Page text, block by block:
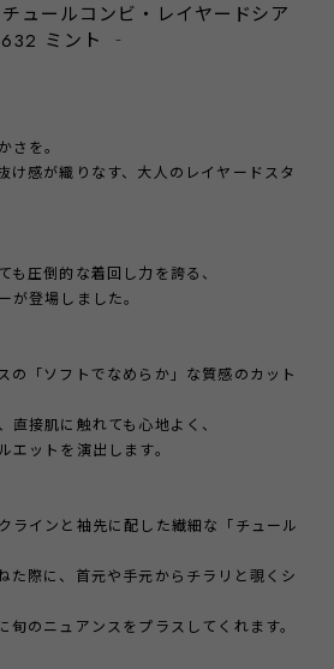
ュールコンビ・レイヤードシア
ミント ‐
さを。
け感が織りなす、大人のレイヤードスタ
圧倒的な着回し力を誇る、
が登場しました。
の「ソフトでなめらか」な質感のカット
直接肌に触れても心地よく、
ットを演出します。
ラインと袖先に配した繊細な「チュール
た際に、首元や手元からチラリと覗くシ
旬のニュアンスをプラスしてくれます。